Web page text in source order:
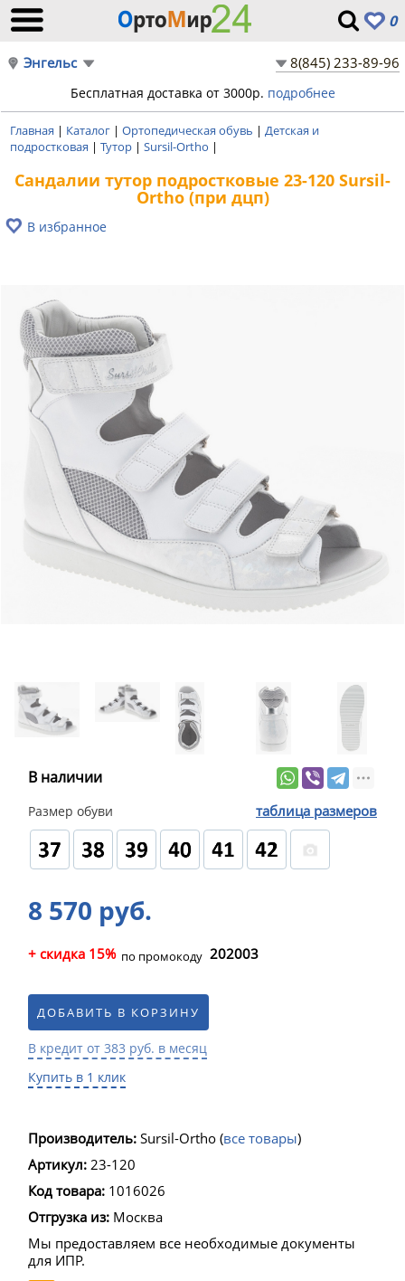
0
Энгельс 8(845) 233-89-96
Бесплатная доставка от 3000р. подробнее
Главная | Каталог | Ортопедическая обувь | Детская и
подростковая | Тутор | Sursil-Ortho |
Сандалии тутор подростковые 23-120 Sursil-
Ortho (при дцп)
В избранное
В наличии
Размер обуви таблица размеров
8 570 руб.
+ скидка 15% по промокоду 202003
ДОБАВИТЬ В КОРЗИНУ
В кредит от 383 руб. в месяц
Купить в 1 клик
Производитель: Sursil-Ortho (все товары)
Артикул: 23-120
Код товара: 1016026
Отгрузка из: Москва
Мы предоставляем все необходимые документы
для ИПР.